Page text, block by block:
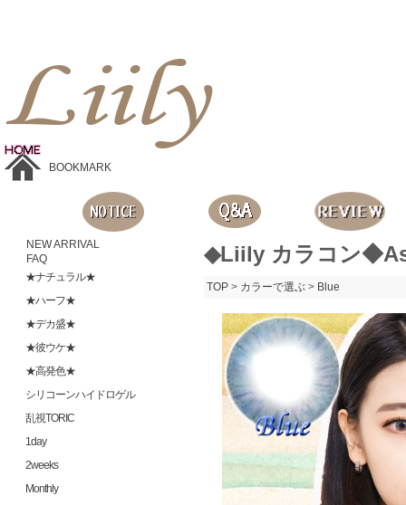
BOOKMARK
NEW ARRIVAL
FAQ
★ナチュラル★
★ハーフ★
★デカ盛★
★彼ウケ★
★高発色★
シリコーンハイドロゲル
乱視TORIC
1day
2weeks
Monthly
◆Liily カラコン
TOP > カラーで選ぶ > Blue